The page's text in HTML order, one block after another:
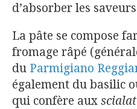
d’absorber les
La pâte se compose
fromage râpé
du Parmigiano
également du basilic
qui confère aux